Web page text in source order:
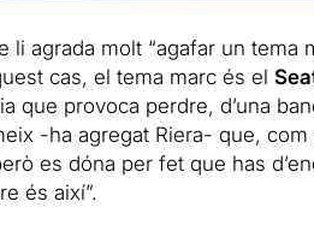
li agrada molt “agafar un tema
cas, el tema marc és el
que provoca perdre, d’una
-ha agregat Riera- que,
es dóna per fet que has
és així”.